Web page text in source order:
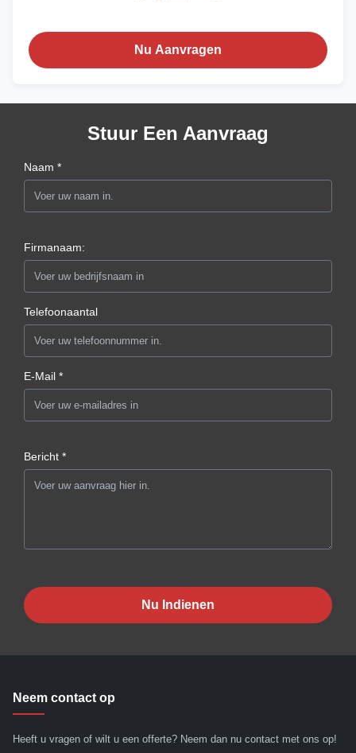
Nu Aanvragen
Stuur Een Aanvraag
Naam *
Firmanaam:
Telefoonaantal
E-Mail *
Bericht *
Nu Indienen
Neem contact op
Heeft u vragen of wilt u een offerte? Neem dan nu contact met ons op!